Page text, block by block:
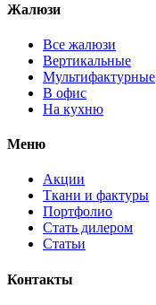
Жалюзи
Все жалюзи
Вертикальные
Мультифактурные
В офис
На кухню
Меню
Акции
Ткани и фактуры
Портфолио
Стать дилером
Статьи
Контакты